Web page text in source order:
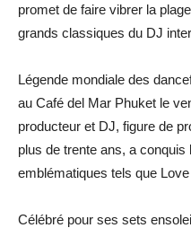
promet de faire vibrer la
grands classiques du DJ
Légende mondiale des
au Café del Mar Phuket le
producteur et DJ, figure de
plus de trente ans, a
emblématiques tels que
Célébré pour ses sets